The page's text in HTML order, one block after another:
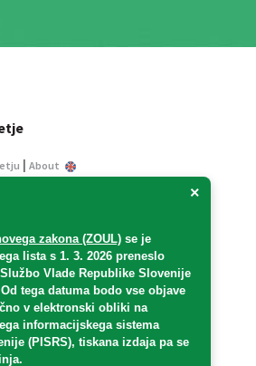
×
zakona (ZOUL) se je
lista s 1. 3. 2026 preneslo
Vlade Republike Slovenije
tega datuma bodo vse objave
v elektronski obliki na
informacijskega sistema
(PISRS), tiskana izdaja pa se
| About
javnega
pogoji
varstvu osebnih